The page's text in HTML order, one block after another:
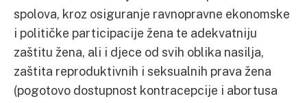
spolova, kroz osiguranje ravnopravne ekonomske
i političke participacije žena te adekvatniju
zaštitu žena, ali i djece od svih oblika nasilja,
zaštita reproduktivnih i seksualnih prava žena
(pogotovo dostupnost kontracepcije i abortusa